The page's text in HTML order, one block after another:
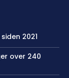
2021
over 240